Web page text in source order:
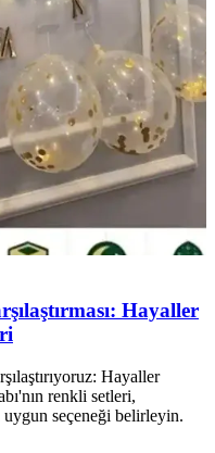
Hayaller
Hayaller
renkli setleri,
seçeneği belirleyin.